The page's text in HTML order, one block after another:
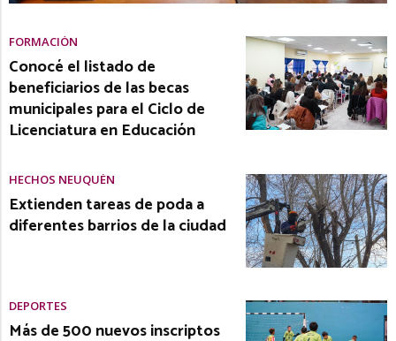
FORMACIÓN
Conocé el listado de
beneficiarios de las becas
municipales para el Ciclo de
Licenciatura en Educación
HECHOS NEUQUÉN
Extienden tareas de poda a
diferentes barrios de la ciudad
DEPORTES
Más de 500 nuevos inscriptos